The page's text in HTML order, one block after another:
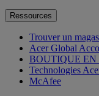
Ressources
Trouver un
Acer Global
BOUTIQUE EN
Technologies
McAfee